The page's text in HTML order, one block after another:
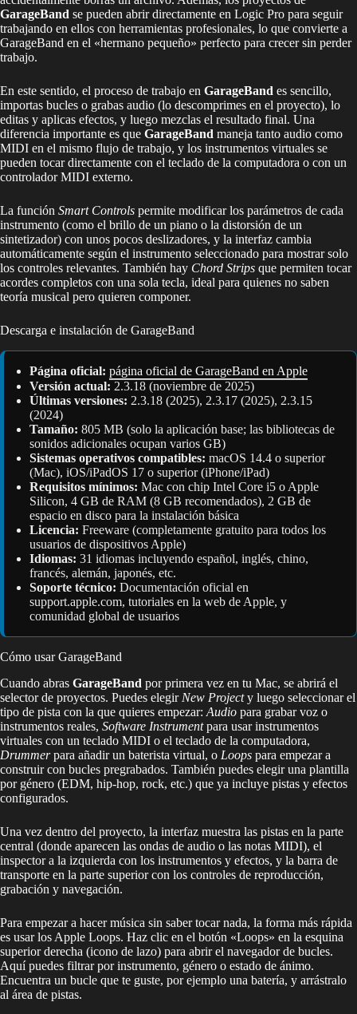
GarageBand se pueden abrir directamente en Logic Pro para seguir
trabajando en ellos con herramientas profesionales, lo que convierte a
GarageBand en el «hermano pequeño» perfecto para crecer sin perder
trabajo.
En este sentido, el proceso de trabajo en GarageBand es sencillo,
importas bucles o grabas audio (lo descomprimes en el proyecto), lo
editas y aplicas efectos, y luego mezclas el resultado final. Una
diferencia importante es que GarageBand maneja tanto audio como
MIDI en el mismo flujo de trabajo, y los instrumentos virtuales se
pueden tocar directamente con el teclado de la computadora o con un
controlador MIDI externo.
La función Smart Controls permite modificar los parámetros de cada
instrumento (como el brillo de un piano o la distorsión de un
sintetizador) con unos pocos deslizadores, y la interfaz cambia
automáticamente según el instrumento seleccionado para mostrar solo
los controles relevantes. También hay Chord Strips que permiten tocar
acordes completos con una sola tecla, ideal para quienes no saben
teoría musical pero quieren componer.
Descarga e instalación de GarageBand
Página oficial: página oficial de GarageBand en Apple
Versión actual: 2.3.18 (noviembre de 2025)
Últimas versiones: 2.3.18 (2025), 2.3.17 (2025), 2.3.15
(2024)
Tamaño: 805 MB (solo la aplicación base; las bibliotecas de
sonidos adicionales ocupan varios GB)
Sistemas operativos compatibles: macOS 14.4 o superior
(Mac), iOS/iPadOS 17 o superior (iPhone/iPad)
Requisitos mínimos: Mac con chip Intel Core i5 o Apple
Silicon, 4 GB de RAM (8 GB recomendados), 2 GB de
espacio en disco para la instalación básica
Licencia: Freeware (completamente gratuito para todos los
usuarios de dispositivos Apple)
Idiomas: 31 idiomas incluyendo español, inglés, chino,
francés, alemán, japonés, etc.
Soporte técnico: Documentación oficial en
support.apple.com, tutoriales en la web de Apple, y
comunidad global de usuarios
Cómo usar GarageBand
Cuando abras GarageBand por primera vez en tu Mac, se abrirá el
selector de proyectos. Puedes elegir New Projecty luego seleccionar el
tipo de pista con la que quieres empezar: Audio para grabar voz o
instrumentos reales, Software Instrumentpara usar instrumentos
virtuales con un teclado MIDI o el teclado de la computadora,
Drummerpara añadir un baterista virtual, o Loops para empezar a
construir con bucles pregrabados. También puedes elegir una plantilla
por género (EDM, hip-hop, rock, etc.) que ya incluye pistas y efectos
configurados.
Una vez dentro del proyecto, la interfaz muestra las pistas en la parte
central (donde aparecen las ondas de audio o las notas MIDI), el
inspector a la izquierda con los instrumentos y efectos, y la barra de
transporte en la parte superior con los controles de reproducción,
grabación y navegación.
Para empezar a hacer música sin saber tocar nada, la forma más rápida
es usar los Apple Loops. Haz clic en el botón «Loops» en la esquina
superior derecha (icono de lazo) para abrir el navegador de bucles.
Aquí puedes filtrar por instrumento, género o estado de ánimo.
Encuentra un bucle que te guste, por ejemplo una batería, y arrástralo
al área de pistas.